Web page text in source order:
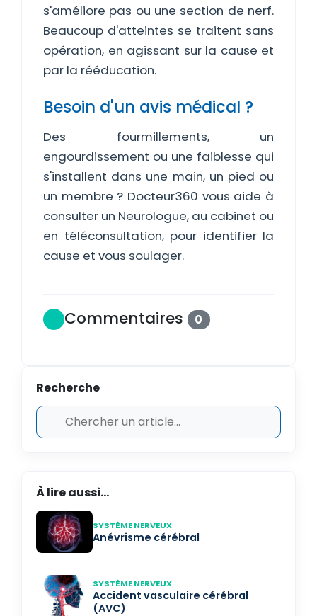
s'améliore pas ou une section de nerf.
Beaucoup d'atteintes se traitent sans
opération, en agissant sur la cause et
par la rééducation.
Besoin d'un avis médical ?
Des fourmillements, un
engourdissement ou une faiblesse qui
s'installent dans une main, un pied ou
un membre ? Docteur360 vous aide à
consulter un Neurologue, au cabinet ou
en téléconsultation, pour identifier la
cause et vous soulager.
Commentaires 0
Recherche
À lire aussi...
SYSTÈME NERVEUX
Anévrisme cérébral
SYSTÈME NERVEUX
Accident vasculaire cérébral
(AVC)